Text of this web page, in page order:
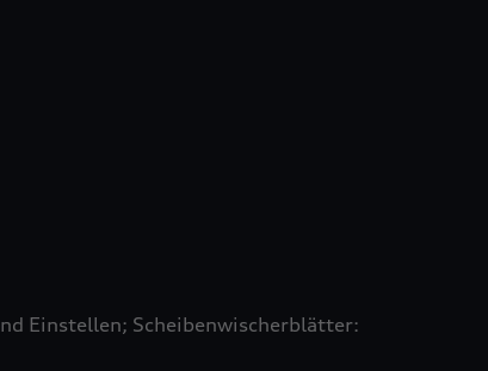
Einstellen; Scheibenwischerblätter: